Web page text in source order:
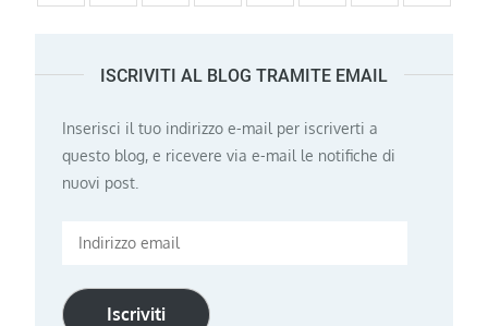
articoli
ISCRIVITI AL BLOG TRAMITE EMAIL
Inserisci il tuo indirizzo e-mail per iscriverti a
questo blog, e ricevere via e-mail le notifiche di
nuovi post.
Indirizzo
Iscriviti